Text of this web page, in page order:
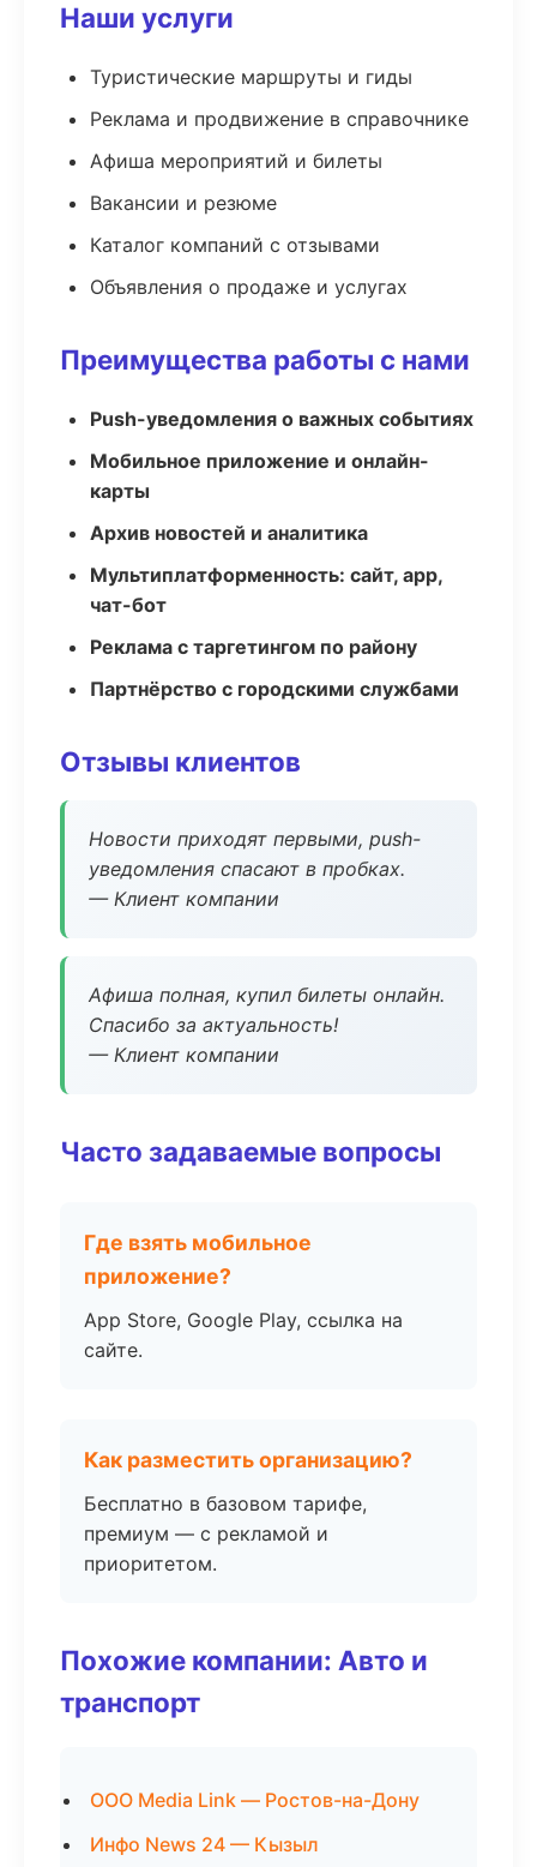
Наши услуги
Туристические маршруты и гиды
Реклама и продвижение в справочнике
Афиша мероприятий и билеты
Вакансии и резюме
Каталог компаний с отзывами
Объявления о продаже и услугах
Преимущества работы с нами
Push-уведомления о важных событиях
Мобильное приложение и онлайн-
карты
Архив новостей и аналитика
Мультиплатформенность: сайт, app,
чат-бот
Реклама с таргетингом по району
Партнёрство с городскими службами
Отзывы клиентов
Новости приходят первыми, push-
уведомления спасают в пробках.
— Клиент компании
Афиша полная, купил билеты онлайн.
Спасибо за актуальность!
— Клиент компании
Часто задаваемые вопросы
Где взять мобильное
приложение?
App Store, Google Play, ссылка на
сайте.
Как разместить организацию?
Бесплатно в базовом тарифе,
премиум — с рекламой и
приоритетом.
Похожие компании: Авто и
транспорт
ООО Media Link — Ростов-на-Дону
Инфо News 24 — Кызыл